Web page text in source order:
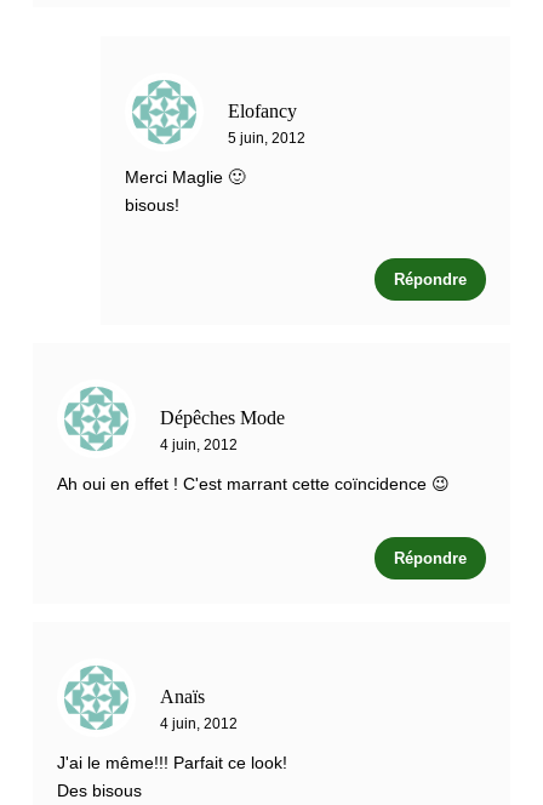
Elofancy
5 juin, 2012
Merci Maglie 🙂
bisous!
Répondre
Dépêches Mode
4 juin, 2012
Ah oui en effet ! C'est marrant cette coïncidence 😉
Répondre
Anaïs
4 juin, 2012
J'ai le même!!! Parfait ce look!
Des bisous